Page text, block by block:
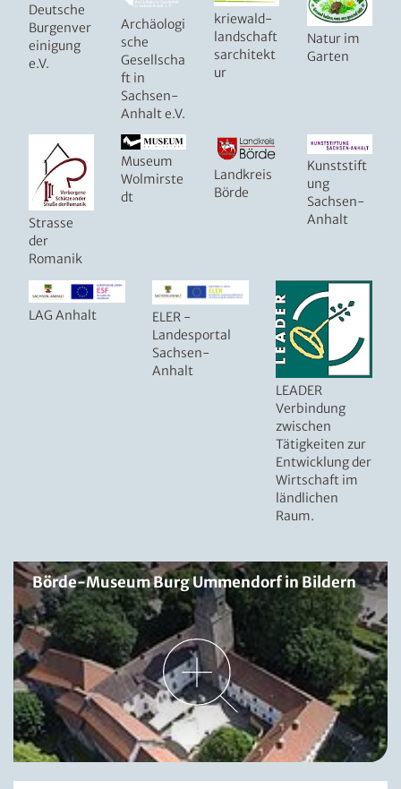
Deutsche
Burgenver
einigung
e.V.
Archäologi
sche
Gesellscha
ft in
Sachsen-
Anhalt e.V.
kriewald-
landschaft
sarchitekt
ur
Natur im
Garten
Strasse
der
Romanik
Museum
Wolmirste
dt
Landkreis
Börde
Kunststift
ung
Sachsen-
Anhalt
LAG Anhalt
ELER -
Landesportal
Sachsen-
Anhalt
LEADER
Verbindung
zwischen
Tätigkeiten zur
Entwicklung der
Wirtschaft im
ländlichen
Raum.
Börde-Museum Burg Ummendorf in Bildern